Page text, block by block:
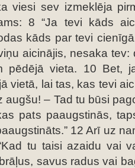
viesi sev izmeklēja
8 “Ja tevi kāds
kāds par tevi
aicinājis, nesaka tev:
pēdējā vieta. 10 Bet,
vietā, lai tas, kas tevi
augšu! – Tad tu būsi
pats paaugstinās,
12 Arī uz
tu taisi azaidu vai
savus radus vai